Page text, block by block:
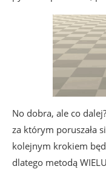
No dobra, ale co
za którym poruszała
kolejnym krokiem
dlatego metodą